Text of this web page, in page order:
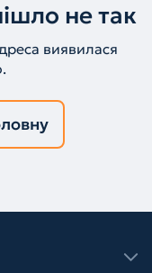
не так
виявилася